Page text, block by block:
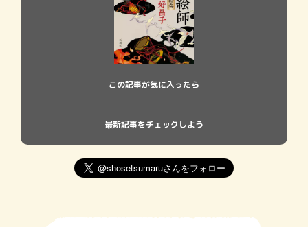
この記事が気に入ったら
最新記事をチェックしよう